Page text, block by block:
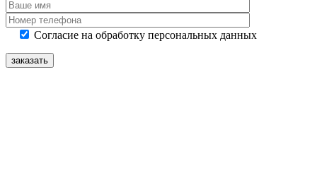
Согласие на обработку персональных данных